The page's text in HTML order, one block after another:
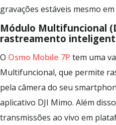
gravações estáveis mesmo
Módulo Multifuncional
rastreamento
O Osmo Mobile 7P tem uma
Multifuncional, que permite
pela câmera do seu
aplicativo DJI Mimo. Além
transmissões ao vivo em